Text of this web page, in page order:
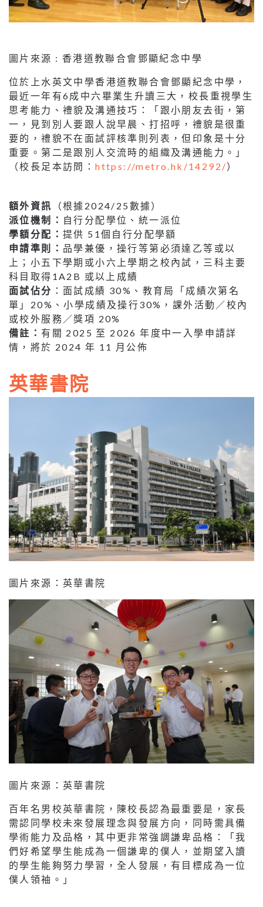
圖片來源 : 香港道教聯合會鄧顯紀念中學
位於上水英文中學香港道教聯合會鄧顯紀念中學，
最近一年有6成中六畢業生升讀三大，校長重視學生
思考能力、禮貌及溝通技巧：「跟小朋友去街，第
一，見到別人要跟人說早晨、打招呼，禮貌是很重
要的，禮貌不在面試評核準則列表，但印象是十分
重要。第二是跟別人交流時的組織及溝通能力。」
（校長足本訪問：https://metro.hk/14292/）
額外資訊
（根據2024/25數據）
派位機制： 自行分配學位、統一派位
學額分配： 提供 51個自行分配學額
申請準則： 品學兼優，操行等第必須達乙等或以
上；小五下學期或小六上學期之校內試，三科主要
科目取得1A2B 或以上成績
面試佔分 ：面試成績 30%、教育局「成績次第名
單」20%、小學成績及操行30%，課外活動／校內
或校外服務／獎項 20%
備註：有關 2025 至 2026 年度中一入學申請詳
情，將於 2024 年 11 月公佈
英華書院
圖片來源：英華書院
圖片來源：英華書院
百年名男校英華書院，陳校長認為最重要是，家長
需認同學校未來發展理念與發展方向，同時需具備
學術能力及品格，其中更非常強調謙卑品格：「我
們好希望學生能成為一個謙卑的僕人，並期望入讀
的學生能夠努力學習，全人發展，有目標成為一位
僕人領袖。」